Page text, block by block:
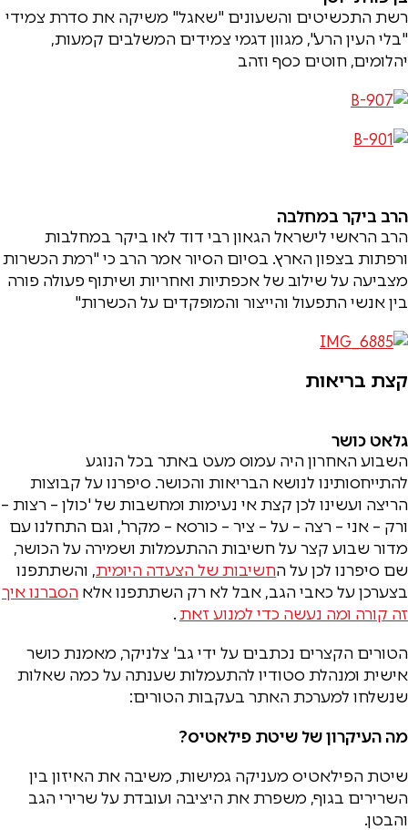
רשת התכשיטים והשעונים "שאגל" משיקה את סדרת צמידי
"בלי העין הרע", מגוון דגמי צמידים המשלבים קמעות,
יהלומים, חוטים כסף וזהב
הרב ביקר במחלבה
הרב הראשי לישראל הגאון רבי דוד לאו ביקר במחלבות
ורפתות בצפון הארץ. בסיום הסיור אמר הרב כי "רמת הכשרות
מצביעה על שילוב של אכפתיות ואחריות ושיתוף פעולה פורה
בין אנשי התפעול והייצור והמופקדים על הכשרות"
קצת בריאות
גלאט כושר
השבוע האחרון היה עמוס מעט באתר בכל הנוגע
להתייחסותינו לנושא הבריאות והכושר. סיפרנו על קבוצות
הריצה ועשינו לכן קצת אי נעימות ומחשבות של 'כולן – רצות –
ורק – אני – רצה – על – ציר – כורסא – מקרר', וגם התחלנו עם
מדור שבוע קצר על חשיבות ההתעמלות ושמירה על הכושר,
שם סיפרנו לכן על החשיבות של הצעדה היומית, והשתתפנו
בצערכן על כאבי הגב, אבל לא רק השתתפנו אלא הסברנו איך
זה קורה ומה נעשה כדי למנוע זאת.
הטורים הקצרים נכתבים על ידי גב' צלניקר, מאמנת כושר
אישית ומנהלת סטודיו להתעמלות שענתה על כמה שאלות
שנשלחו למערכת האתר בעקבות הטורים:
מה העיקרון של שיטת פילאטיס?
שיטת הפילאטיס מעניקה גמישות, משיבה את האיזון בין
השרירים בגוף, משפרת את היציבה ועובדת על שרירי הגב
והבטן.